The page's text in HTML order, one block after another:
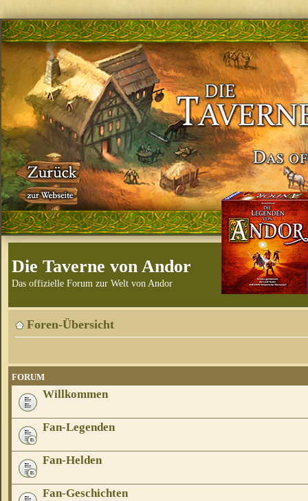
Die Taverne von Andor
Das offizielle Forum zur Welt von Andor
Foren-Übersicht
FORUM
Willkommen
Fan-Legenden
Fan-Helden
Fan-Geschichten